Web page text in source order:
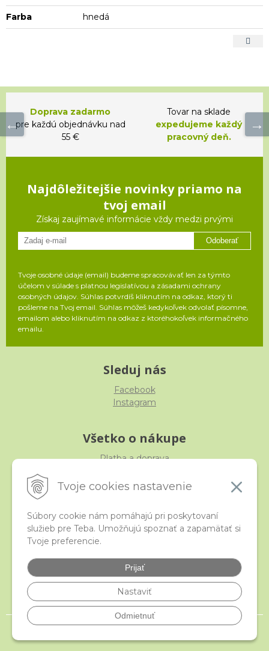
Tvoje cookies nastavenie
Súbory cookie nám pomáhajú pri poskytovaní
služieb pre Teba. Umožňujú spoznať a zapamätať si
Tvoje preferencie.
Prijať
Nastaviť
Odmietnuť
Farba hnedá
Doprava zadarmo
pre každú objednávku nad
55 €
Tovar na sklade
expedujeme každý
pracovný deň.
Najdôležitejšie novinky priamo na
tvoj email
Získaj zaujímavé informácie vždy medzi prvými
Odoberať
Tvoje osobné údaje (email) budeme spracovávať len za týmto
účelom v súlade s platnou legislatívou a zásadami ochrany
osobných údajov. Súhlas potvrdíš kliknutím na odkaz, ktorý ti
pošleme na Tvoj email. Súhlas môžeš kedykoľvek odvolať písomne,
emailom alebo kliknutím na odkaz z ktoréhokoľvek informačného
emailu.
Sleduj nás
Facebook
Instagram
Všetko o nákupe
Platba a doprava
Obchodné podmienky
iStraka
Veľkoobchod
Najčastejšie otázky
Certifikáty
© 2026 istraka.sk - najligotavejšie korálky a polodrahokamy široko ďaleko •